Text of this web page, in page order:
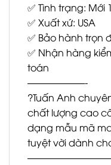
✅ Tình trạng: Mới
✅ Xuất xứ: USA
✅ Bảo hành trọn
✅ Nhận hàng
toán
——————-
?Tuấn Anh
chất lượng cao
dạng mẫu mã
tuyệt vời dành